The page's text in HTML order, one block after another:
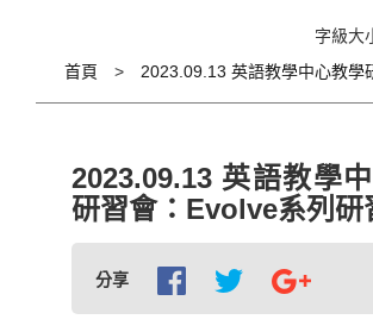
首頁
字級大
2023.09.13 英語教學
研習會：Evolve系列研
分享